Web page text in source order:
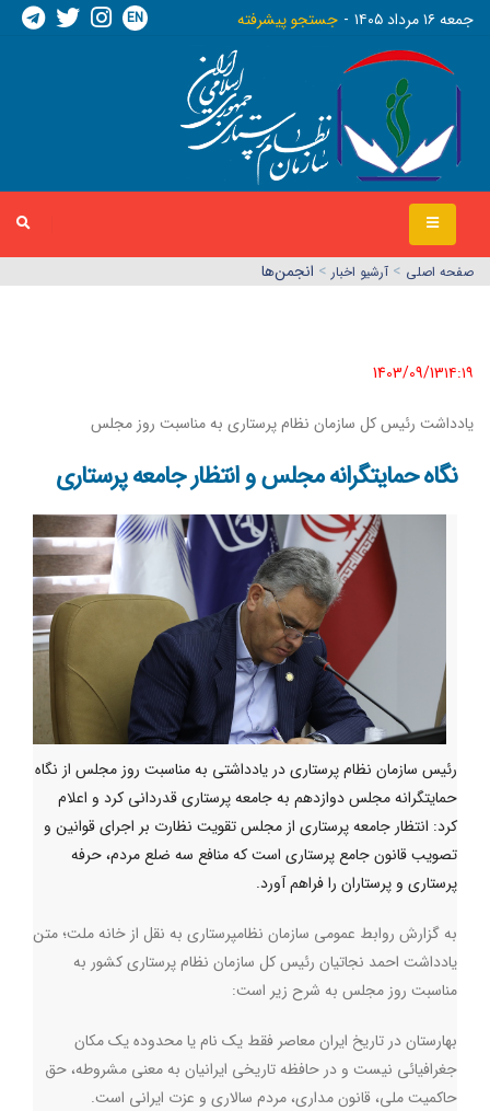
جمعه ١٦ مرداد ١٤٠٥ جستجو پیشرفته EN
صفحه اصلي > آرشیو اخبار > انجمن‌ها
1403/09/13١٤:١٩
یادداشت رئیس کل سازمان نظام پرستاری به مناسبت روز مجلس
نگاه حمایتگرانه مجلس و انتظار جامعه پرستاری
رئیس سازمان نظام پرستاری در یادداشتی به مناسبت روز مجلس از نگاه
حمایتگرانه مجلس دوازدهم به جامعه پرستاری قدردانی کرد و اعلام
کرد: انتظار جامعه پرستاری از مجلس تقویت نظارت بر اجرای قوانین و
تصویب قانون جامع پرستاری است که منافع سه ضلع مردم، حرفه
پرستاری و پرستاران را فراهم آورد.
به گزارش روابط عمومی سازمان نظامپرستاری به نقل از خانه ملت؛ متن
یادداشت احمد نجاتیان رئیس کل سازمان نظام پرستاری کشور به
مناسبت روز مجلس به شرح زیر است:
بهارستان در تاریخ ایران معاصر فقط یک نام یا محدوده یک مکان
جغرافیائی نیست و در حافظه تاریخی ایرانیان به معنی مشروطه، حق
حاکمیت ملی، قانون مداری، مردم سالاری و عزت ایرانی است.